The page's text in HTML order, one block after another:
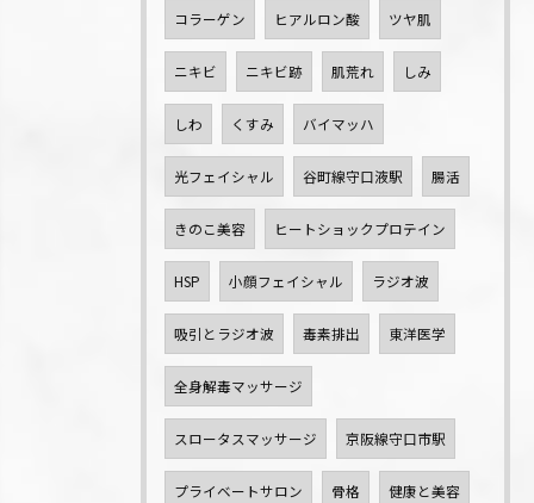
コラーゲン ヒアルロン酸 ツヤ肌
ニキビ ニキビ跡 肌荒れ しみ
しわ くすみ バイマッハ
光フェイシャル 谷町線守口液駅 腸活
きのこ美容 ヒートショックプロテイン
HSP 小顔フェイシャル ラジオ波
吸引とラジオ波 毒素排出 東洋医学
全身解毒マッサージ
スロータスマッサージ 京阪線守口市駅
プライベートサロン 骨格 健康と美容